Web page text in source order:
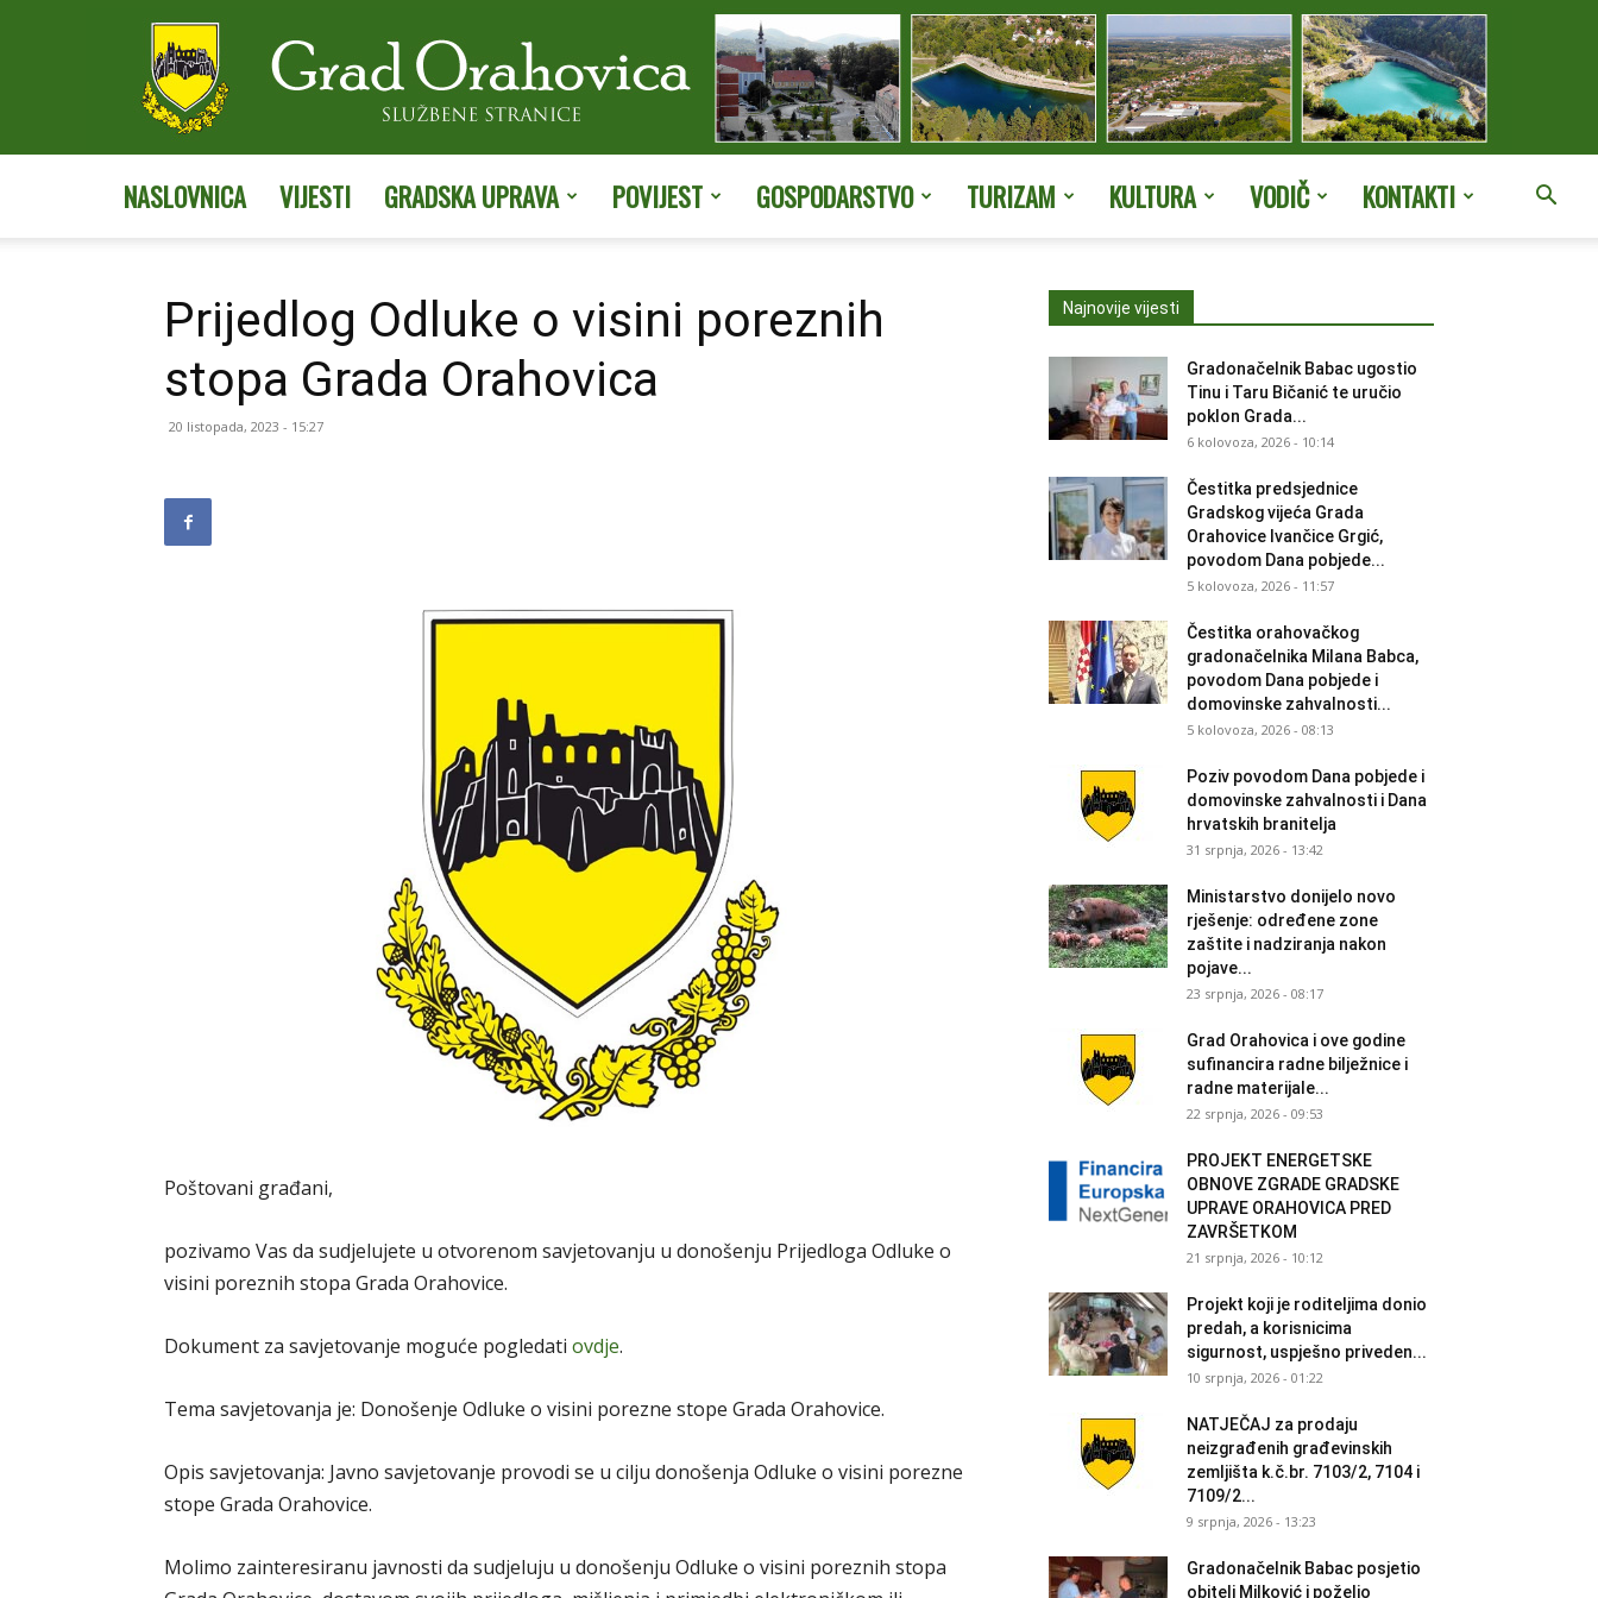
NASLOVNICA VIJESTI GRADSKA UPRAVA POVIJEST GOSPODARSTVO TURIZAM KULTURA VODIČ KONTAKTI
Prijedlog Odluke o visini poreznih
stopa Grada Orahovica
20 listopada, 2023 - 15:27
Poštovani građani,
pozivamo Vas da sudjelujete u otvorenom savjetovanju u donošenju Prijedloga Odluke o
visini poreznih stopa Grada Orahovice.
Dokument za savjetovanje moguće pogledati ovdje.
Tema savjetovanja je: Donošenje Odluke o visini porezne stope Grada Orahovice.
Opis savjetovanja: Javno savjetovanje provodi se u cilju donošenja Odluke o visini porezne
stope Grada Orahovice.
Molimo zainteresiranu javnosti da sudjeluju u donošenju Odluke o visini poreznih stopa
Najnovije vijesti
Gradonačelnik Babac ugostio
Tinu i Taru Bičanić te uručio
poklon Grada...
6 kolovoza, 2026 - 10:14
Čestitka predsjednice
Gradskog vijeća Grada
Orahovice Ivančice Grgić,
povodom Dana pobjede...
5 kolovoza, 2026 - 11:57
Čestitka orahovačkog
gradonačelnika Milana Babca,
povodom Dana pobjede i
domovinske zahvalnosti...
5 kolovoza, 2026 - 08:13
Poziv povodom Dana pobjede i
domovinske zahvalnosti i Dana
hrvatskih branitelja
31 srpnja, 2026 - 13:42
Ministarstvo donijelo novo
rješenje: određene zone
zaštite i nadziranja nakon
pojave...
23 srpnja, 2026 - 08:17
Grad Orahovica i ove godine
sufinancira radne bilježnice i
radne materijale...
22 srpnja, 2026 - 09:53
PROJEKT ENERGETSKE
OBNOVE ZGRADE GRADSKE
UPRAVE ORAHOVICA PRED
ZAVRŠETKOM
21 srpnja, 2026 - 10:12
Projekt koji je roditeljima donio
predah, a korisnicima
sigurnost, uspješno priveden...
10 srpnja, 2026 - 01:22
NATJEČAJ za prodaju
neizgrađenih građevinskih
zemljišta k.č.br. 7103/2, 7104 i
7109/2...
9 srpnja, 2026 - 13:23
Gradonačelnik Babac posjetio
obitelj Milković i poželio